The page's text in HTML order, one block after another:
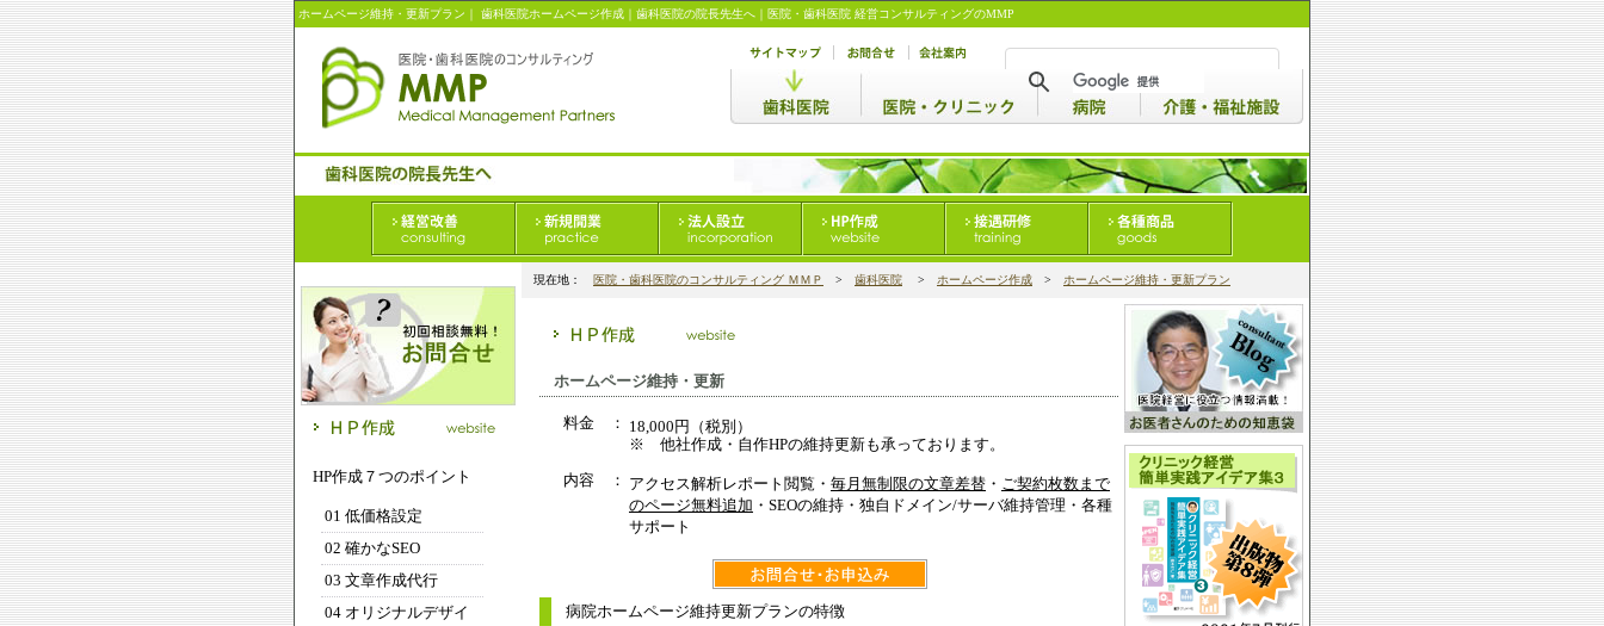
ホームページ維持・更新プラン ｜ 歯科医院ホームページ作成 ｜ 歯科医院の院長先生へ ｜ 医院・歯科医院 経営コンサルティングのMMP
現在地： 医院・歯科医院のコンサルティング ＭＭＰ > 歯科医院 > ホームページ作成 > ホームページ維持・更新プラン
ホームページ維持・更新
料金 ： 18,000円（税別）
※ 他社作成・自作HPの維持更新も承っております。
内容 ： アクセス解析レポート閲覧・ 毎月無制限の文章差替 ・ ご契約枚数まで
のページ無料追加 ・SEOの維持・独自ドメイン/サーバ維持管理・各種
サポート
病院ホームページ維持更新プランの特徴
HP作成７つのポイント
01 低価格設定
02 確かなSEO
03 文章作成代行
04 オリジナルデザイ